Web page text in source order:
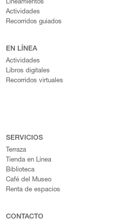
Lineamientos
Actividades
Recorridos guiados
EN LÍNEA
Actividades
Libros digitales
Recorridos virtuales
SERVICIOS
Terraza
Tienda en Línea
Biblioteca
Café del Museo
Renta de espacios
CONTACTO